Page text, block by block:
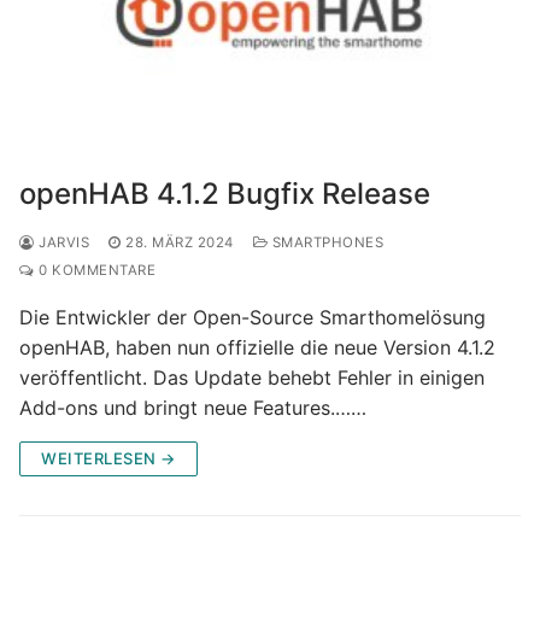
openHAB 4.1.2 Bugfix Release
JARVIS 28. MÄRZ 2024
SMARTPHONES
0 KOMMENTARE
Die Entwickler der Open-Source Smarthomelösung
openHAB, haben nun offizielle die neue Version 4.1.2
veröffentlicht. Das Update behebt Fehler in einigen
Add-ons und bringt neue Features.……
WEITERLESEN →